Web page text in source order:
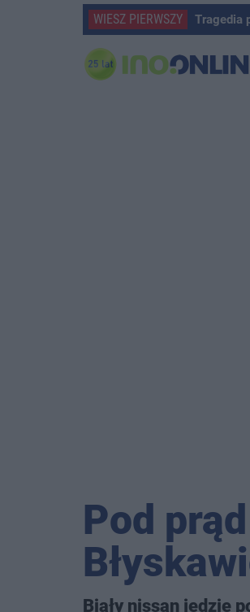
WIESZ PIERWSZY Tragedia
Pod
Biały nissan jedzie